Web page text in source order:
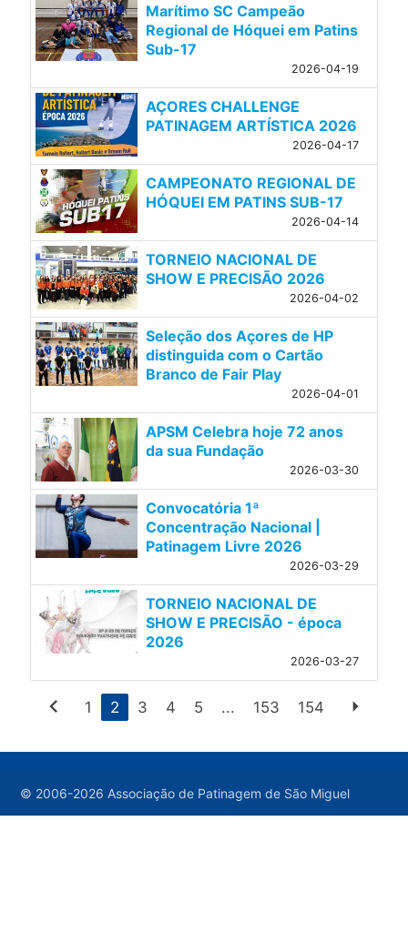
Marítimo SC Campeão
Regional de Hóquei em Patins
Sub-17
2026-04-19
AÇORES CHALLENGE
PATINAGEM ARTÍSTICA 2026
2026-04-17
CAMPEONATO REGIONAL DE
HÓQUEI EM PATINS SUB-17
2026-04-14
TORNEIO NACIONAL DE
SHOW E PRECISÃO 2026
2026-04-02
Seleção dos Açores de HP
distinguida com o Cartão
Branco de Fair Play
2026-04-01
APSM Celebra hoje 72 anos
da sua Fundação
2026-03-30
Convocatória 1ª
Concentração Nacional |
Patinagem Livre 2026
2026-03-29
TORNEIO NACIONAL DE
SHOW E PRECISÃO - época
2026
2026-03-27
chevron_left 1 2 3 4 5 ... 153 154 arrow_right
© 2006-2026 Associação de Patinagem de São Miguel